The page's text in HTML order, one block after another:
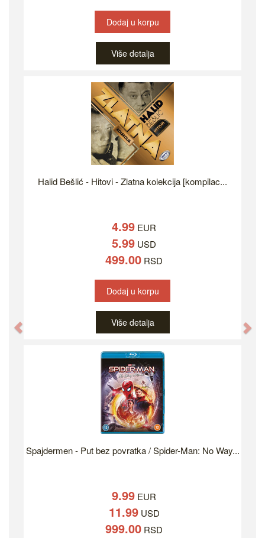
Dodaj u korpu
Više detalja
Halid Bešlić - Hitovi - Zlatna kolekcija [kompilac...
4.99 EUR
5.99 USD
499.00 RSD
Dodaj u korpu
Više detalja
Spajdermen - Put bez povratka / Spider-Man: No Way...
9.99 EUR
11.99USD
999.00 RSD